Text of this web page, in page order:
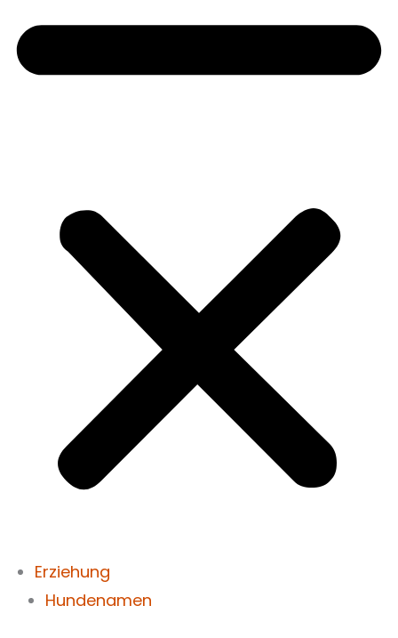
Erziehung
Hundenamen